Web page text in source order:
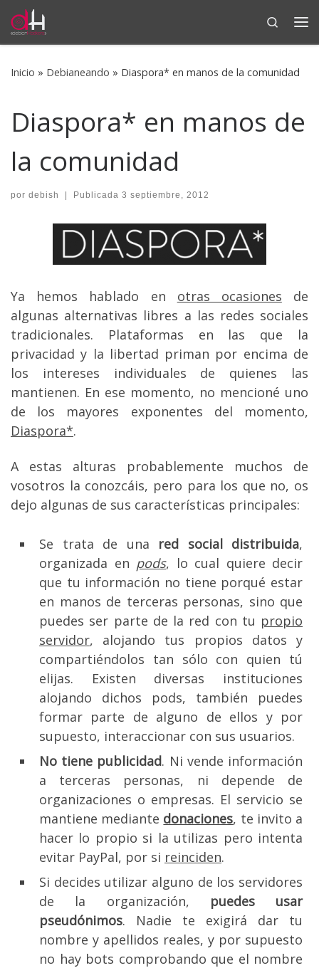
Saltar al contenido
Search
Inicio » Debianeando » Diaspora* en manos de la comunidad
Diaspora* en manos de
la comunidad
por debish | Publicada 3 septiembre, 2012
Ya hemos hablado en otras ocasiones de
algunas alternativas libres a las redes sociales
tradicionales. Plataformas en las que la
privacidad y la libertad priman por encima de
los intereses individuales de quienes las
mantienen. En ese momento, no mencioné uno
de los mayores exponentes del momento,
Diaspora*.
A estas alturas probablemente muchos de
vosotros la conozcáis, pero para los que no, os
dejo algunas de sus características principales:
Se trata de una red social distribuida,
organizada en pods, lo cual quiere decir
que tu información no tiene porqué estar
en manos de terceras personas, sino que
puedes ser parte de la red con tu propio
servidor, alojando tus propios datos y
compartiéndolos tan sólo con quien tú
elijas. Existen diversas instituciones
alojando dichos pods, también puedes
formar parte de alguno de ellos y por
supuesto, interaccionar con sus usuarios.
No tiene publicidad. Ni vende información
a terceras personas, ni depende de
organizaciones o empresas. El servicio se
mantiene mediante donaciones, te invito a
hacer lo propio si la utilizas pero intenta
evitar PayPal, por si reinciden.
Si decides utilizar alguno de los servidores
de la organización, puedes usar
pseudónimos. Nadie te exigirá dar tu
nombre y apellidos reales, y por supuesto
no hay bots comprobando que el nombre